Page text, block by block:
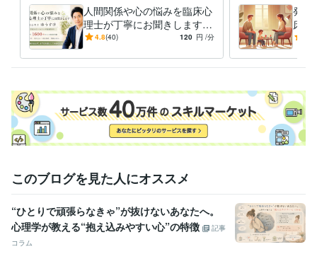
経験職種
ライフスタイル・その他 / カウンセラー・コーチ 経験年数 : 16年
職歴
精神科クリニック 2008年11月 ~ 2012年5月
私設相談室 2012年3月 ~ 現在
受賞歴
ココナラ　レギュラーランク昇格 ココナラ　ブロンズランク昇格 コ
コナラ　プラチナランク昇格
臨床心理士 取得年 : 2008年
得意分野
悩み相談・カウンセリング カウンセリング、相談
人間関係や心の悩みを臨床心
理士が丁寧にお聞きします
カウンセリング歴18年以上の
4.8(40) 120 円 /分
発達
床心
カウ
このブログを見た人にオススメ
“ひとりで頑張らなきゃ”が抜けないあなたへ。
心理学が教える“抱え込みやすい心”の特徴
記事
コラム